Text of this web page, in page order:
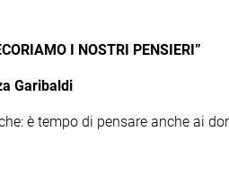
I NOSTRI PENSIERI”
Garibaldi
è tempo di pensare anche ai